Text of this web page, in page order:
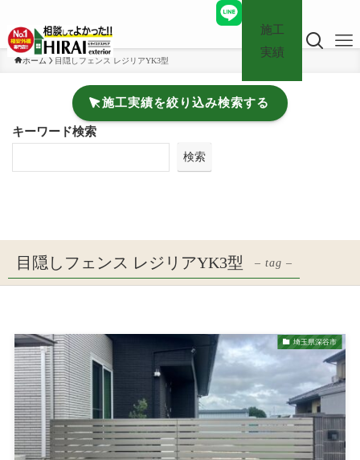
施工
実績
ホーム 目隠しフェンス レジリアYK3型
施工実績を絞り込み検索する
キーワード検索
検索
目隠しフェンス レジリアYK3型 – tag –
埼玉県深谷市